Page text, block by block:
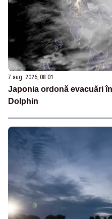
7 aug. 2026, 08:01
Japonia ordonă evacuări
Dolphin